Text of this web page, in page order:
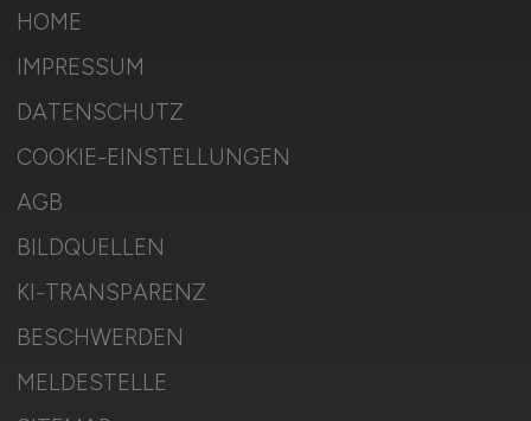
HOME
IMPRESSUM
DATENSCHUTZ
COOKIE-EINSTELLUNGEN
AGB
BILDQUELLEN
KI-TRANSPARENZ
BESCHWERDEN
MELDESTELLE